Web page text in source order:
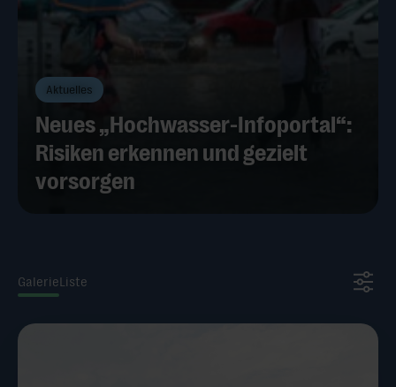
Aktuelles
Neues „Hochwasser-Infoportal“:
Risiken erkennen und gezielt
vorsorgen
GalerieListe